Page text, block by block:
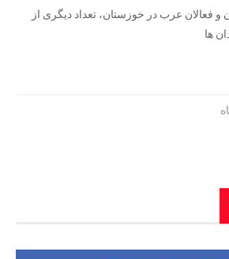
و فعالان عرب در خوزستان، تعداد دیگری از
ها